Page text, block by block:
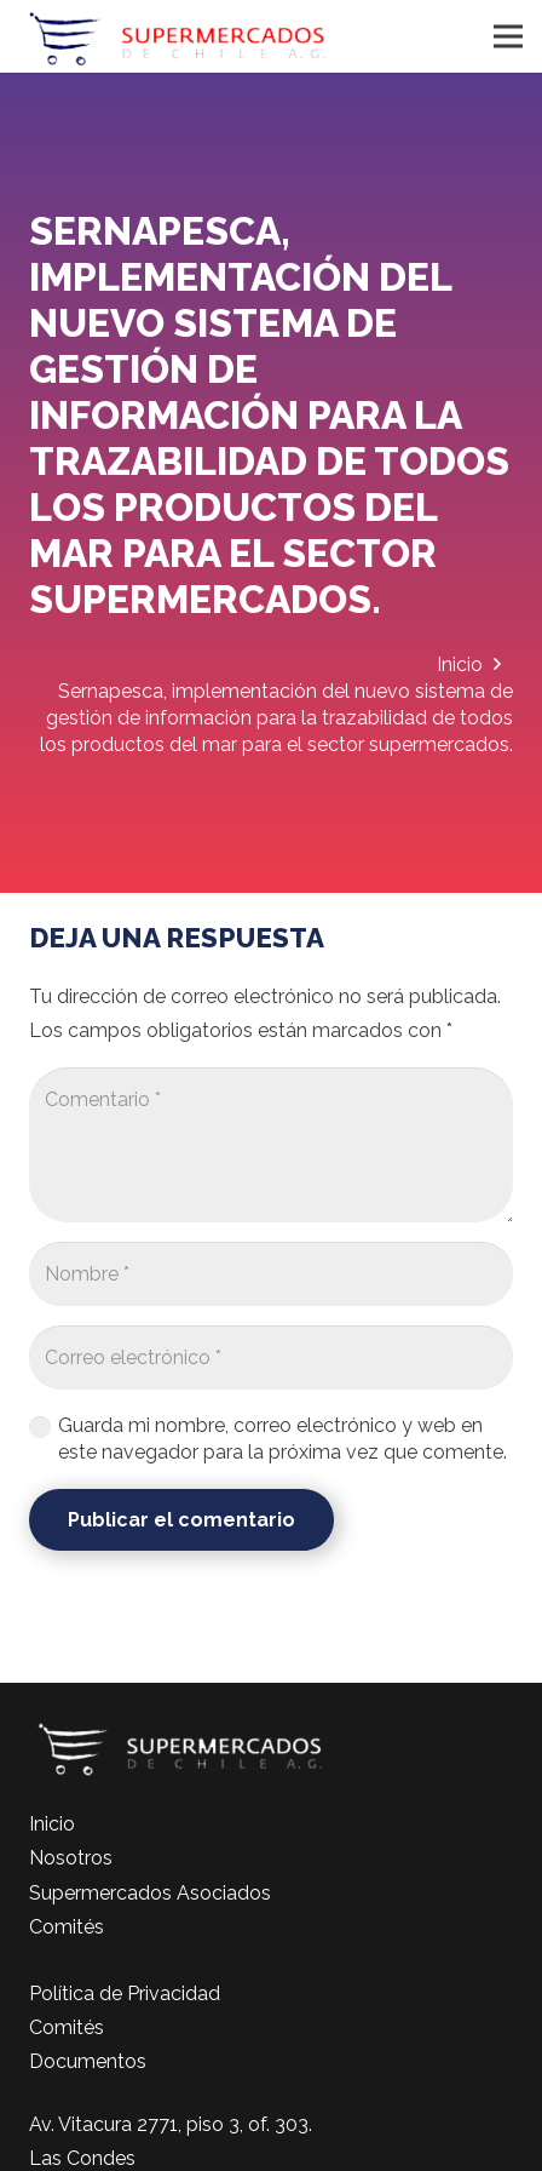
SERNAPESCA,
IMPLEMENTACIÓN DEL
NUEVO SISTEMA DE
GESTIÓN DE
INFORMACIÓN PARA LA
TRAZABILIDAD DE TODOS
LOS PRODUCTOS DEL
MAR PARA EL SECTOR
SUPERMERCADOS.
Inicio
Sernapesca, implementación del nuevo sistema de
gestión de información para la trazabilidad de todos
los productos del mar para el sector supermercados.
DEJA UNA RESPUESTA
Tu dirección de correo electrónico no será publicada.
Los campos obligatorios están marcados con *
Guarda mi nombre, correo electrónico y web en
este navegador para la próxima vez que comente.
Publicar el comentario
Inicio
Nosotros
Supermercados Asociados
Comités
Política de Privacidad
Comités
Documentos
Av. Vitacura 2771, piso 3, of. 303.
Las Condes